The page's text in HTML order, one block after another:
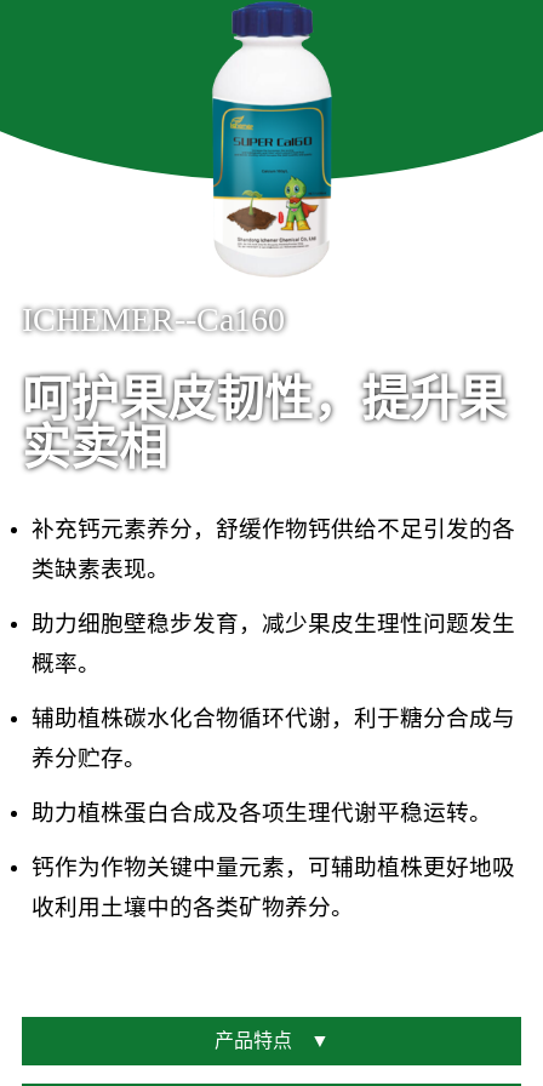
ICHEMER--Ca160
呵护果皮韧性，提升果
实卖相
补充钙元素养分，舒缓作物钙供给不足引发的各
类缺素表现。
助力细胞壁稳步发育，减少果皮生理性问题发生
概率。
辅助植株碳水化合物循环代谢，利于糖分合成与
养分贮存。
助力植株蛋白合成及各项生理代谢平稳运转。
钙作为作物关键中量元素，可辅助植株更好地吸
收利用土壤中的各类矿物养分。
产品特点 ▼